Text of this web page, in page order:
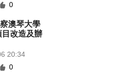
0
澳琴大學
目改造及辦
20:34
0